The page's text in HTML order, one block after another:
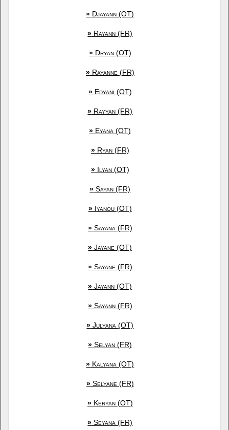
» Djayann (OT)
» Rayann (FR)
»Dryan (OT)
»Rayanne (FR)
»Edyani (OT)
» Rayyan (FR)
» Eyana (OT)
»Ryan (FR)
»Ilyan (OT)
» Sayan (FR)
»Iyanou (OT)
»Sayana (FR)
» Jayane (OT)
»Sayane (FR)
» Jayann (OT)
»Sayann (FR)
» Julyana (OT)
» Selyan (FR)
» Kalyana (OT)
»Selyane (FR)
»Keryan (OT)
» Seyana (FR)